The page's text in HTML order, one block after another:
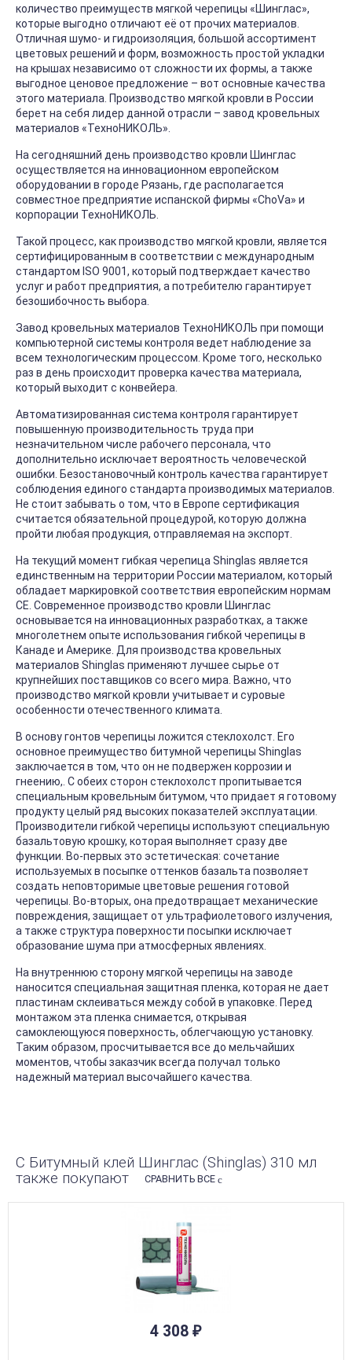
количество преимуществ мягкой черепицы «Шинглас»,
которые выгодно отличают её от прочих материалов.
Отличная шумо- и гидроизоляция, большой ассортимент
цветовых решений и форм, возможность простой укладки
на крышах независимо от сложности их формы, а также
выгодное ценовое предложение – вот основные качества
этого материала. Производство мягкой кровли в России
берет на себя лидер данной отрасли – завод кровельных
материалов «ТехноНИКОЛЬ».
На сегодняшний день производство кровли Шинглас
осуществляется на инновационном европейском
оборудовании в городе Рязань, где располагается
совместное предприятие испанской фирмы «ChoVa» и
корпорации ТехноНИКОЛЬ.
Такой процесс, как производство мягкой кровли, является
сертифицированным в соответствии с международным
стандартом ISO 9001, который подтверждает качество
услуг и работ предприятия, а потребителю гарантирует
безошибочность выбора.
Завод кровельных материалов ТехноНИКОЛЬ при помощи
компьютерной системы контроля ведет наблюдение за
всем технологическим процессом. Кроме того, несколько
раз в день происходит проверка качества материала,
который выходит с конвейера.
Автоматизированная система контроля гарантирует
повышенную производительность труда при
незначительном числе рабочего персонала, что
дополнительно исключает вероятность человеческой
ошибки. Безостановочный контроль качества гарантирует
соблюдения единого стандарта производимых материалов.
Не стоит забывать о том, что в Европе сертификация
считается обязательной процедурой, которую должна
пройти любая продукция, отправляемая на экспорт.
На текущий момент гибкая черепица Shinglas является
единственным на территории России материалом, который
обладает маркировкой соответствия европейским нормам
СЕ. Современное производство кровли Шинглас
основывается на инновационных разработках, а также
многолетнем опыте использования гибкой черепицы в
Канаде и Америке. Для производства кровельных
материалов Shinglas применяют лучшее сырье от
крупнейших поставщиков со всего мира. Важно, что
производство мягкой кровли учитывает и суровые
особенности отечественного климата.
В основу гонтов черепицы ложится стеклохолст. Его
основное преимущество битумной черепицы Shinglas
заключается в том, что он не подвержен коррозии и
гнеению,. С обеих сторон стеклохолст пропитывается
специальным кровельным битумом, что придает я готовому
продукту целый ряд высоких показателей эксплуатации.
Производители гибкой черепицы используют специальную
базальтовую крошку, которая выполняет сразу две
функции. Во-первых это эстетическая: сочетание
используемых в посыпке оттенков базальта позволяет
создать неповторимые цветовые решения готовой
черепицы. Во-вторых, она предотвращает механические
повреждения, защищает от ультрафиолетового излучения,
а также структура поверхности посыпки исключает
образование шума при атмосферных явлениях.
На внутреннюю сторону мягкой черепицы на заводе
наносится специальная защитная пленка, которая не дает
пластинам склеиваться между собой в упаковке. Перед
монтажом эта пленка снимается, открывая
самоклеющуюся поверхность, облегчающую установку.
Таким образом, просчитывается все до мельчайших
моментов, чтобы заказчик всегда получал только
надежный материал высочайшего качества.
С Битумный клей Шинглас (Shinglas) 310 мл
также покупают
СРАВНИТЬ ВСЕ
4 308 ₽